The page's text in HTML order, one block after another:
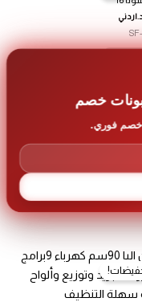
خصم
فوري.